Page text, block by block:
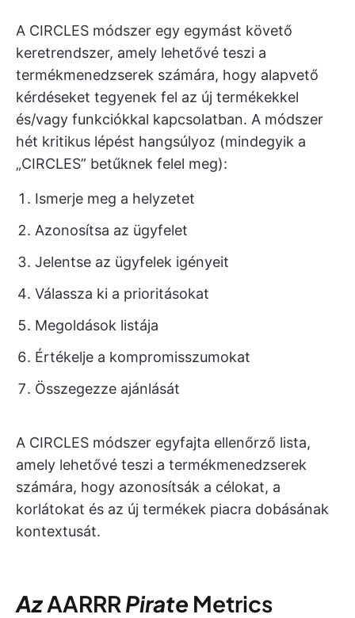
A CIRCLES módszer egy egymást követő
keretrendszer, amely lehetővé teszi a
termékmenedzserek számára, hogy alapvető
kérdéseket tegyenek fel az új termékekkel
és/vagy funkciókkal kapcsolatban. A módszer
hét kritikus lépést hangsúlyoz (mindegyik a
„CIRCLES” betűknek felel meg):
Ismerje meg a helyzetet
Azonosítsa az ügyfelet
Jelentse az ügyfelek igényeit
Válassza ki a prioritásokat
Megoldások listája
Értékelje a kompromisszumokat
Összegezze ajánlását
A CIRCLES módszer egyfajta ellenőrző lista,
amely lehetővé teszi a termékmenedzserek
számára, hogy azonosítsák a célokat, a
korlátokat és az új termékek piacra dobásának
kontextusát.
AzAARRR Pirate Metrics